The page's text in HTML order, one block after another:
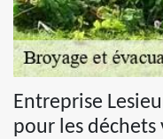
Entreprise
pour les